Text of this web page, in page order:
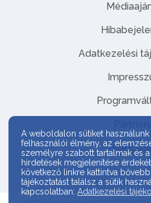
Adatkezelési
A weboldalon sütiket
felhasználói élmény, az
személyre szabott tartalmak és a
hirdetések megjelenítése
következő linkre kattintva bővebb
tájékoztatást találsz a sütik
kapcsolatban: Adatkezelési